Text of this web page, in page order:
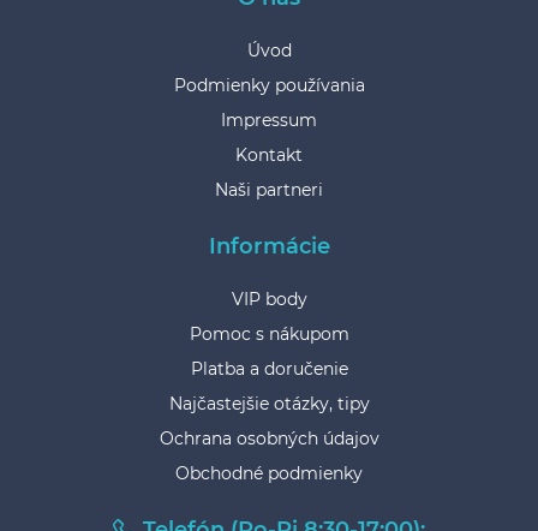
Úvod
Podmienky používania
Impressum
Kontakt
Naši partneri
Informácie
VIP body
Pomoc s nákupom
Platba a doručenie
Najčastejšie otázky, tipy
Ochrana osobných údajov
Obchodné podmienky